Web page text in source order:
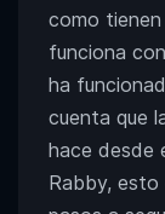
como tienen
funciona
ha
cuenta que
hace desde
Rabby,